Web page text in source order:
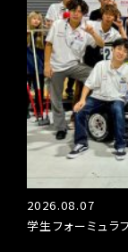
2026.08.07
学生フォーミュラ